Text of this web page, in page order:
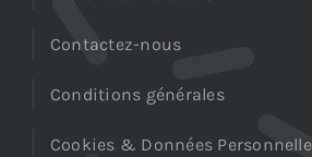
Contactez-nous
Conditions générales
Cookies & Données